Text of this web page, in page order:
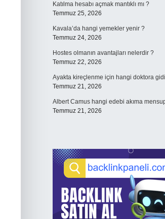
Katılma hesabı açmak mantıklı mı ?
Temmuz 25, 2026
Kavala’da hangi yemekler yenir ?
Temmuz 24, 2026
Hostes olmanın avantajları nelerdir ?
Temmuz 22, 2026
Ayakta kireçlenme için hangi doktora
Temmuz 21, 2026
Albert Camus hangi edebi akıma
Temmuz 21, 2026